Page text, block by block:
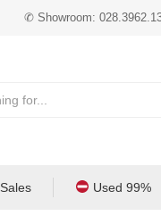
✆ Showroom:
Sales Used 99%